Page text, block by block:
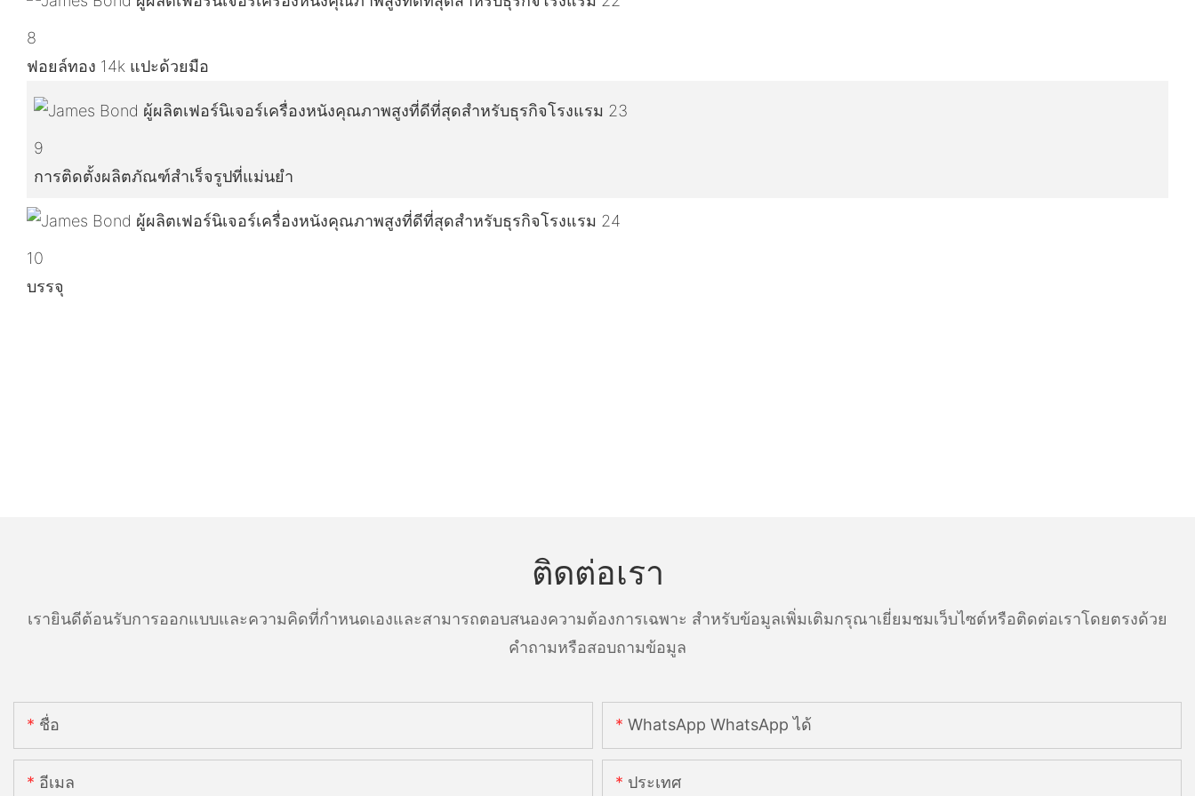
8
ฟอยล์ทอง 14k แปะด้วยมือ
9
การติดตั้งผลิตภัณฑ์สำเร็จรูปที่แม่นยำ
10
บรรจุ
ติดต่อเรา
เรายินดีต้อนรับการออกแบบและความคิดที่กำหนดเองและสามารถตอบสนองความต้องการเฉพาะ สำหรับข้อมูลเพิ่มเติมกรุณาเยี่ยมชมเว็บไซต์หรือติดต่อเราโดยตรงด้วย
คำถามหรือสอบถามข้อมูล
ชื่อ WhatsApp WhatsApp ได้
อีเมล ประเทศ